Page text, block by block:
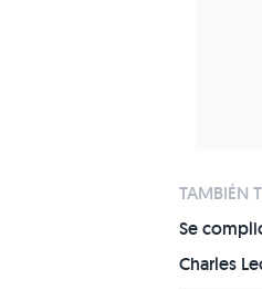
TAMBIÉN
Se
Charles